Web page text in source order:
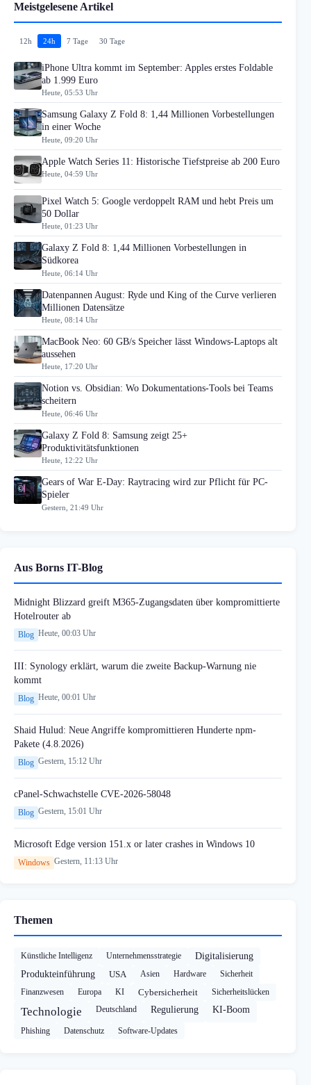
Meistgelesene Artikel
12h 24h 7 Tage 30 Tage
iPhone Ultra kommt im September: Apples erstes Foldable
ab 1.999 Euro
Heute, 05:53 Uhr
Samsung Galaxy Z Fold 8: 1,44 Millionen Vorbestellungen
in einer Woche
Heute, 09:20 Uhr
Apple Watch Series 11: Historische Tiefstpreise ab 200 Euro
Heute, 04:59 Uhr
Pixel Watch 5: Google verdoppelt RAM und hebt Preis um
50 Dollar
Heute, 01:23 Uhr
Galaxy Z Fold 8: 1,44 Millionen Vorbestellungen in
Südkorea
Heute, 06:14 Uhr
Datenpannen August: Ryde und King of the Curve verlieren
Millionen Datensätze
Heute, 08:14 Uhr
MacBook Neo: 60 GB/s Speicher lässt Windows-Laptops alt
aussehen
Heute, 17:20 Uhr
Notion vs. Obsidian: Wo Dokumentations-Tools bei Teams
scheitern
Heute, 06:46 Uhr
Galaxy Z Fold 8: Samsung zeigt 25+
Produktivitätsfunktionen
Heute, 12:22 Uhr
Gears of War E-Day: Raytracing wird zur Pflicht für PC-
Spieler
Gestern, 21:49 Uhr
Aus Borns IT-Blog
Midnight Blizzard greift M365-Zugangsdaten über kompromittierte
Hotelrouter ab
Blog Heute, 00:03 Uhr
III: Synology erklärt, warum die zweite Backup-Warnung nie
kommt
Blog Heute, 00:01 Uhr
Shaid Hulud: Neue Angriffe kompromittieren Hunderte npm-
Pakete (4.8.2026)
Blog Gestern, 15:12 Uhr
cPanel-Schwachstelle CVE-2026-58048
Blog Gestern, 15:01 Uhr
Microsoft Edge version 151.x or later crashes in Windows 10
Windows Gestern, 11:13 Uhr
Themen
Künstliche Intelligenz Unternehmensstrategie
Digitalisierung
Produkteinführung
USA Asien Hardware
Sicherheit
Finanzwesen
Europa KI Cybersicherheit Sicherheitslücken
Technologie Deutschland Regulierung KI-Boom
Phishing Datenschutz Software-Updates